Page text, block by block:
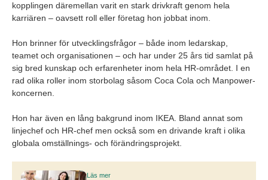
kopplingen däremellan varit en stark drivkraft genom hela
karriären – oavsett roll eller företag hon jobbat inom.
Hon brinner för utvecklingsfrågor – både inom ledarskap,
teamet och organisationen – och har under 25 års tid samlat på
sig bred kunskap och erfarenheter inom hela HR-området. I en
rad olika roller inom storbolag såsom Coca Cola och Manpower-
koncernen.
Hon har även en lång bakgrund inom IKEA. Bland annat som
linjechef och HR-chef men också som en drivande kraft i olika
globala omställnings- och förändringsprojekt.
Läs mer